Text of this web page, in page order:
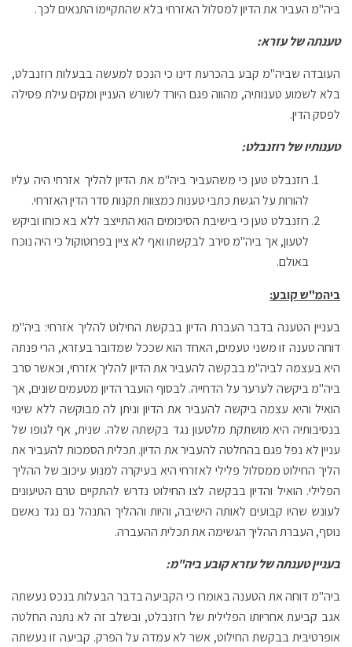
ביה"מ העביר את הדיון למסלול האזרחי בלא שהתקיימו התנאים לכך.
טענתה של עזרא:
העובדה שביה"מ קבע בהכרעת דינו כי הנכס למעשה בבעלות רוזנבלט,
בלא לשמוע טענותיה, מהווה פגם היורד לשורש העניין ומקים עילת פסילה
לפסק הדין.
טענותיו של רוזנבלט:
רוזנבלט טען כי משהעביר ביה"מ את הדיון להליך אזרחי היה עליו
להורות על הגשת כתבי טענות כמצוות תקנות סדר הדין האזרחי.
רוזנבלט טען כי בישיבת הסיכומים הוא התייצב ללא בא כוחו וביקש
לטעון, אך ביה"מ סירב לבקשתו ואף לא ציין בפרוטוקול כי היה נוכח
באולם.
ביהמ"ש קובע:
בעניין הטענה בדבר העברת הדיון בבקשת החילוט להליך אזרחי: ביה"מ
דוחה טענה זו משני טעמים, האחד הוא שככל שמדובר בעזרא, הרי פנתה
היא בעצמה לביה"מ בבקשה להעביר את הדיון להליך אזרחי, וכאשר סרב
ביה"מ ביקשה לערער על הדחייה. לבסוף הועבר הדיון מטעמים שונים, אך
הואיל והיא עצמה ביקשה להעביר את הדיון וניתן לה מבוקשה ללא שינוי
בנסיבותיה היא מושתקת מלטעון נגד בקשתה שלה. שנית, אף לגופו של
עניין לא נפל פגם בהחלטה להעביר את הדיון. תכלית הסמכות להעביר את
הליך החילוט ממסלול פלילי לאזרחי היא בעיקרה למנוע עיכוב של ההליך
הפלילי. הואיל והדיון בבקשה לצו החילוט נדרש להתקיים טרם הטיעונים
לעונש שהיו קבועים לאותה הישיבה, והיות וההליך התנהל נם נגד נאשם
נוסף, העברת ההליך הגשימה את תכלית ההעברה.
בעניין טענתה של עזרא קובע ביה"מ:
ביה"מ דוחה את הטענה באומרו כי הקביעה בדבר הבעלות בנכס נעשתה
אגב קביעת אחריותו הפלילית של רוזנבלט, ובשלב זה לא נתנה החלטה
אופרטיבית בבקשת החילוט, אשר לא עמדה על הפרק. קביעה זו נעשתה